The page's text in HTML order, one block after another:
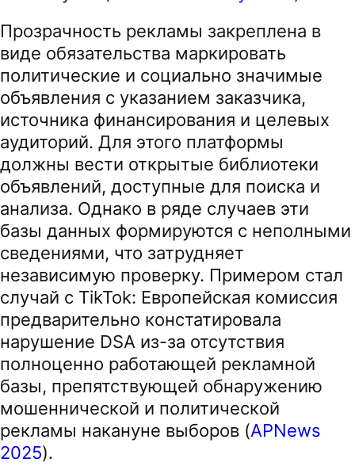
Прозрачность рекламы закреплена в
виде обязательства маркировать
политические и социально значимые
объявления с указанием заказчика,
источника финансирования и целевых
аудиторий. Для этого платформы
должны вести открытые библиотеки
объявлений, доступные для поиска и
анализа. Однако в ряде случаев эти
базы данных формируются с неполными
сведениями, что затрудняет
независимую проверку. Примером стал
случай с TikTok: Европейская комиссия
предварительно констатировала
нарушение DSA из-за отсутствия
полноценно работающей рекламной
базы, препятствующей обнаружению
мошеннической и политической
рекламы накануне выборов (APNews
2025).